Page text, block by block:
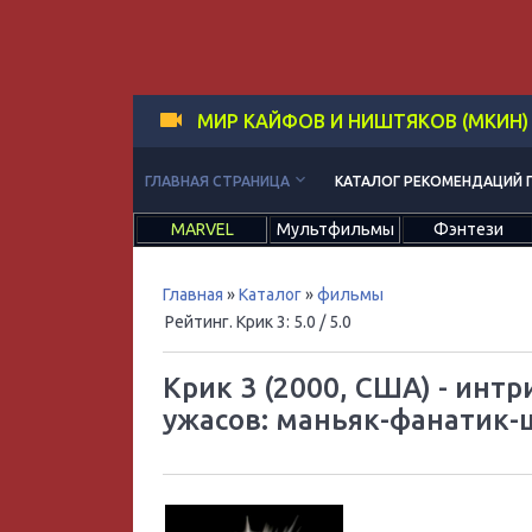
МИР КАЙФОВ И НИШТЯКОВ (МКИН)
ГЛАВНАЯ СТРАНИЦА keyboard_arrow_down КАТАЛОГ РЕКОМЕНДАЦИЙ
MARVEL Мультфильмы Фэнтези
Главная »Каталог»фильмы
Рейтинг. Крик 3: 5.0 / 5.0
Крик 3 (2000, США) -
ужасов: маньяк-